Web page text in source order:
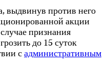
выдвинув против него
акции
признания
до 15 суток
садминистративным